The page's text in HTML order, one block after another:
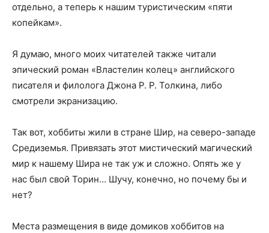
отдельно, а теперь к нашим туристическим «пяти
копейкам».
Я думаю, много моих читателей также читали
эпический роман «Властелин колец» английского
писателя и филолога Джона Р. Р. Толкина, либо
смотрели экранизацию.
Так вот, хоббиты жили в стране Шир, на северо-западе
Средиземья. Привязать этот мистический магический
мир к нашему Шира не так уж и сложно. Опять же у
нас был свой Торин… Шучу, конечно, но почему бы и
нет?
Места размещения в виде домиков хоббитов на